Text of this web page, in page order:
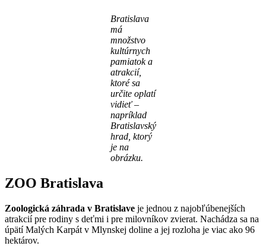
Bratislava
má
množstvo
kultúrnych
pamiatok a
atrakcií,
ktoré sa
určite oplatí
vidieť –
napríklad
Bratislavský
hrad, ktorý
je na
obrázku.
ZOO Bratislava
Zoologická záhrada v Bratislave je jednou z najobľúbenejších
atrakcií pre rodiny s deťmi i pre milovníkov zvierat. Nachádza sa na
úpätí Malých Karpát v Mlynskej doline a jej rozloha je viac ako 96
hektárov.